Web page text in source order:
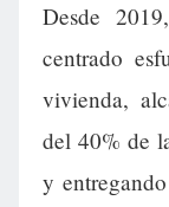
Desde
centrado
vivienda,
del 40% de
y